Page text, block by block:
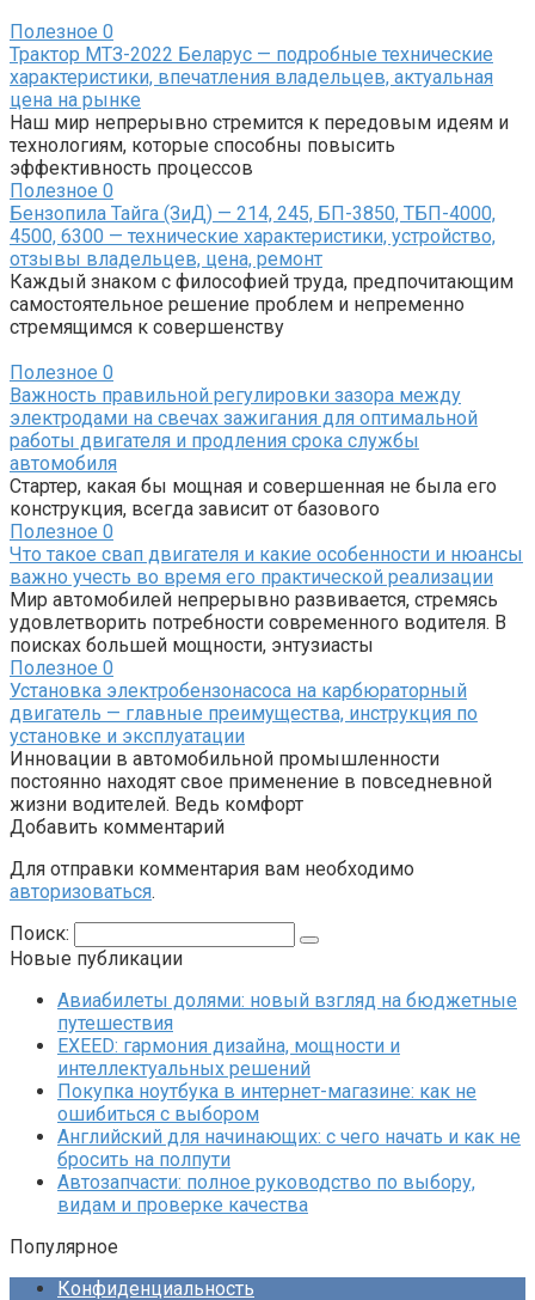
Полезное 0
Трактор МТЗ-2022 Беларус — подробные технические
характеристики, впечатления владельцев, актуальная
цена на рынке
Наш мир непрерывно стремится к передовым идеям и
технологиям, которые способны повысить
эффективность процессов
Полезное 0
Бензопила Тайга (ЗиД) — 214, 245, БП-3850, ТБП-4000,
4500, 6300 — технические характеристики, устройство,
отзывы владельцев, цена, ремонт
Каждый знаком с философией труда, предпочитающим
самостоятельное решение проблем и непременно
стремящимся к совершенству
Полезное 0
Важность правильной регулировки зазора между
электродами на свечах зажигания для оптимальной
работы двигателя и продления срока службы
автомобиля
Стартер, какая бы мощная и совершенная не была его
конструкция, всегда зависит от базового
Полезное 0
Что такое свап двигателя и какие особенности и нюансы
важно учесть во время его практической реализации
Мир автомобилей непрерывно развивается, стремясь
удовлетворить потребности современного водителя. В
поисках большей мощности, энтузиасты
Полезное 0
Установка электробензонасоса на карбюраторный
двигатель — главные преимущества, инструкция по
установке и эксплуатации
Инновации в автомобильной промышленности
постоянно находят свое применение в повседневной
жизни водителей. Ведь комфорт
Добавить комментарий
Для отправки комментария вам необходимо
авторизоваться.
Поиск:
Новые публикации
Авиабилеты долями: новый взгляд на бюджетные
путешествия
EXEED: гармония дизайна, мощности и
интеллектуальных решений
Покупка ноутбука в интернет-магазине: как не
ошибиться с выбором
Английский для начинающих: с чего начать и как не
бросить на полпути
Автозапчасти: полное руководство по выбору,
видам и проверке качества
Популярное
Конфиденциальность